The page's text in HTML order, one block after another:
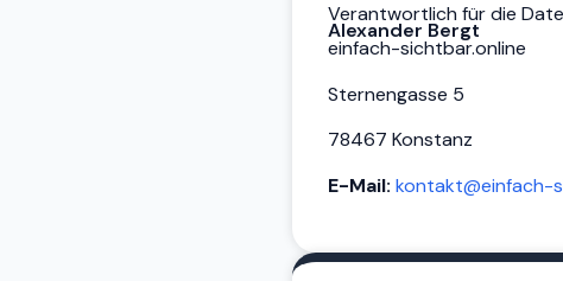
Verantwortlich für die
Alexander Bergt
einfach-sichtbar.online
Sternengasse 5
78467 Konstanz
E-Mail: kontakt@einfach-